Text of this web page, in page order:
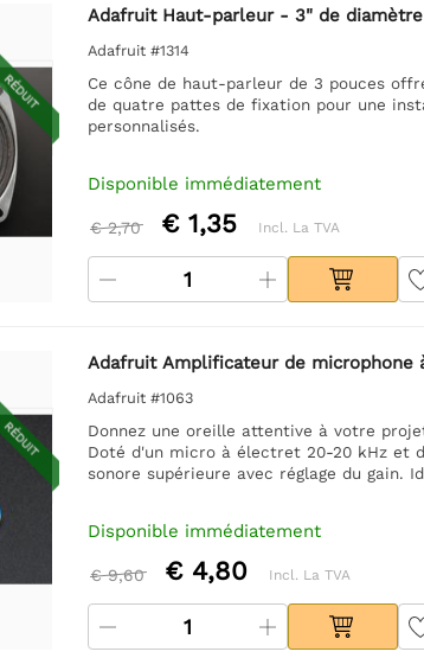
RÉDUIT
Adafruit Haut-parleur - 3" de
Adafruit #1314
Ce cône de haut-parleur de 3 pouces
de quatre pattes de fixation pour une
personnalisés.
Disponible immédiatement
€ 2,70 € 1,35 Incl. La TVA
RÉDUIT
Adafruit Amplificateur de microphone
Adafruit #1063
Donnez une oreille attentive à votre
Doté d'un micro à électret 20-20 kHz et
sonore supérieure avec réglage du gain.
Disponible immédiatement
€ 9,60 € 4,80 Incl. La TVA